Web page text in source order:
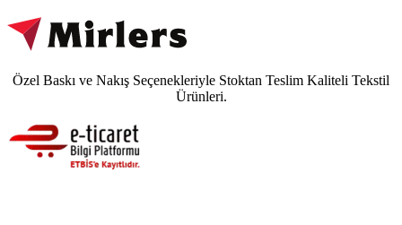
Özel Baskı ve Nakış Seçenekleriyle Stoktan Teslim Kaliteli Tekstil
Ürünleri.